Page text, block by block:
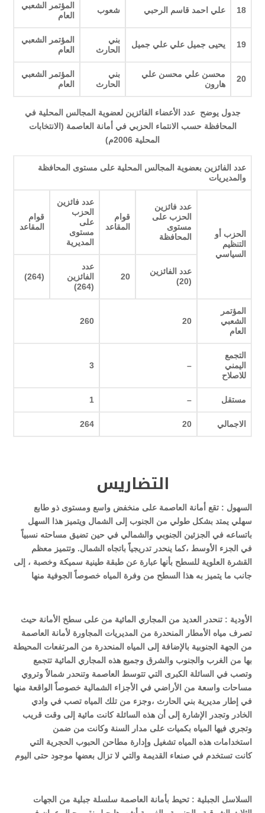
18 علي احمد قاسم الرحبي شعوب
المؤتمر الشعبي
العام
19 يحيى جميل علي علي جميل
بني
الحارث
المؤتمر الشعبي
العام
20
محسن علي محسن علي
هارون
بني
الحارث
المؤتمر الشعبي
العام
جدول يوضح عدد الأعضاء الفائزين لعضوية المجالس المحلية في
المحافظة حسب الانتماء الحزبي في أمانة العاصمة (الانتخابات
المحلية 2006م)
عدد الفائزين بعضوية المجالس المحلية على مستوى المحافظة
والمديريات
الحزب أو
التنظيم
السياسي
عدد فائزين
الحزب على
مستوى
المحافظة
قوام
المقاعد
عدد فائزين
الحزب
على
مستوى
المديرية
قوام
المقاعد
عدد الفائزين
(20
)
20
عدد
الفائزين
(264
)
(264)
المؤتمر
الشعبي
العام
20
260
التجمع
اليمني
للاصلاح
–
3
مستقل –
1
الاجمالي 20
264
التضاريس
السهول : تقع أمانة العاصمة على منخفض واسع ومستوى ذو طابع
سهلي يمتد بشكل طولي من الجنوب إلى الشمال ويتميز هذا السهل
باتساعه في الجزئين الجنوبي والشمالي في حين تضيق مساحته نسبياً
في الجزء الأوسط ،كما ينحدر تدريجياً باتجاه الشمال. وتتميز معظم
القشرة العلوية للسطح بأنها عبارة عن طبقة طينية سميكة وخصبة ، إلى
جانب ما يتميز به هذا السطح من وفرة المياه خصوصاً الجوفية منها
الأودية : تنحدر العديد من المجاري المائية من على سطح الأمانة حيث
تصرف مياه الأمطار المنحدرة من المديريات المجاورة لأمانة العاصمة
من الجهة الجنوبية بالإضافة إلى المياه المنحدرة من المرتفعات المحيطة
بها من الغرب والجنوب والشرق وجميع هذه المجاري المائية تتجمع
وتصب في السائلة الكبرى التي تتوسط العاصمة وتنحدر شمالاً وتروي
مساحات واسعة من الأراضي في الأجزاء الشمالية خصوصاً الواقعة منها
في إطار مديرية بني الحارث ،وجزء من تلك المياه تصب في وادي
الخادر وتجدر الإشارة إلى أن هذه السائلة كانت مائية إلى وقت قريب
وتجري فيها المياه بكميات على مدار السنة وكانت من ضمن
استخدامات هذه المياه تشغيل وإدارة مطاحن الحبوب الحجرية التي
كانت تستخدم في صنعاء القديمة والتي لا تزال بعضها موجود حتى اليوم
السلاسل الجبلية : تحيط بأمانة العاصمة سلسلة جبلية من الجهات